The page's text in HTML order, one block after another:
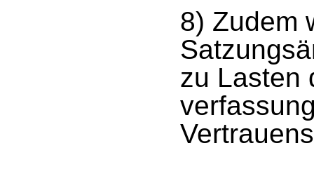
8) Zudem
zu Lasten